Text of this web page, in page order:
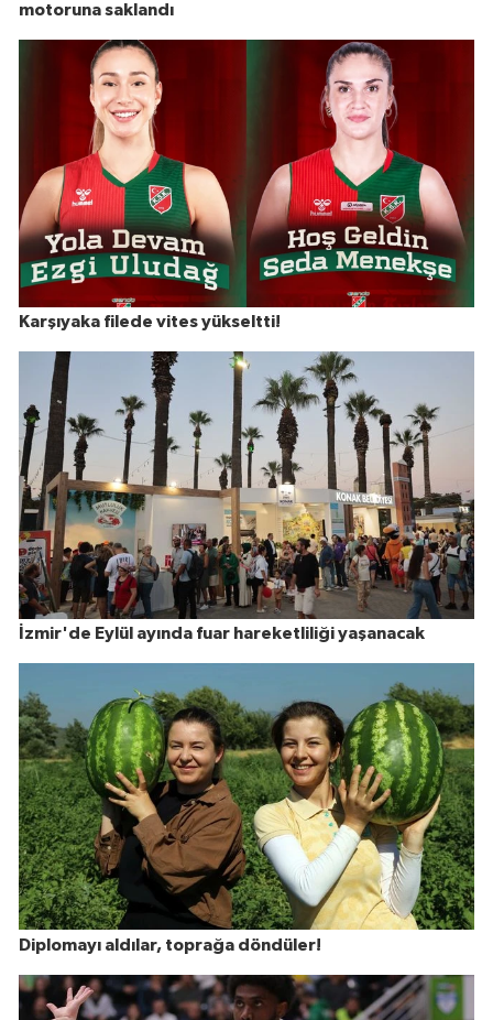
motoruna saklandı
Karşıyaka filede vites yükseltti!
İzmir'de Eylül ayında fuar hareketliliği yaşanacak
Diplomayı aldılar, toprağa döndüler!